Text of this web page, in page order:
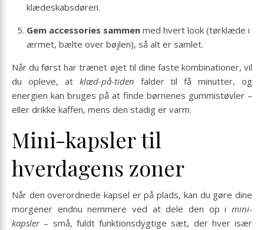
klædeskabsdøren.
Gem accessories sammen med hvert look (tørklæde i
ærmet, bælte over bøjlen), så alt er samlet.
Når du først har trænet øjet til dine faste kombinationer, vil
du opleve, at klæd-på-tiden falder til få minutter, og
energien kan bruges på at finde børnenes gummistøvler –
eller drikke kaffen, mens den stadig er varm.
Mini-kapsler til
hverdagens zoner
Når den overordnede kapsel er på plads, kan du gøre dine
morgener endnu nemmere ved at dele den op i mini-
kapsler– små, fuldt funktionsdygtige sæt, der hver især